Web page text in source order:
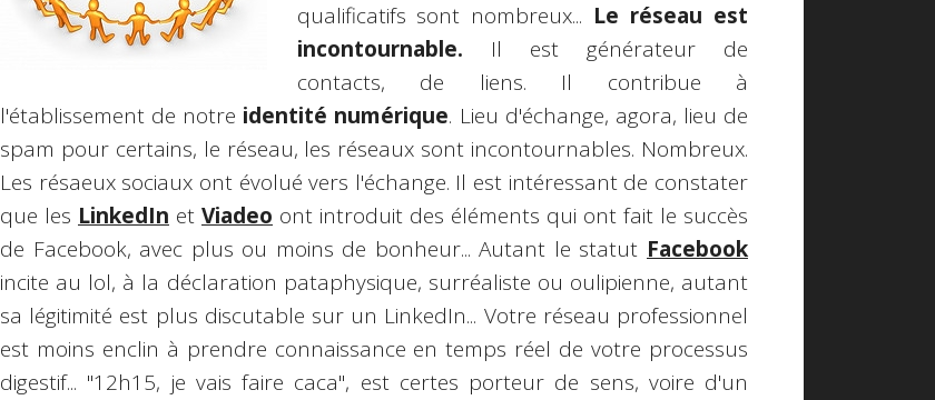
qualificatifs sont nombreux... Le réseau est
incontournable. Il est générateur de
contacts, de liens. Il contribue à
l'établissement de notre identité numérique. Lieu d'échange, agora, lieu de
spam pour certains, le réseau, les réseaux sont incontournables. Nombreux.
Les résaeux sociaux ont évolué vers l'échange. Il est intéressant de constater
que les LinkedIn et Viadeo ont introduit des éléments qui ont fait le succès
de Facebook, avec plus ou moins de bonheur... Autant le statut Facebook
incite au lol, à la déclaration pataphysique, surréaliste ou oulipienne, autant
sa légitimité est plus discutable sur un LinkedIn... Votre réseau professionnel
est moins enclin à prendre connaissance en temps réel de votre processus
digestif... "12h15, je vais faire caca", est certes porteur de sens, voire d'un